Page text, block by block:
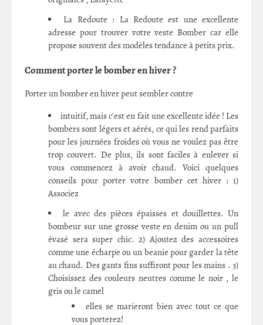
La Redoute : La Redoute est une excellente
adresse pour trouver votre veste Bomber car elle
propose souvent des modèles tendance à petits prix.
Comment porter le bomber en hiver ?
Porter un bomber en hiver peut sembler contre
intuitif, mais c'est en fait une excellente idée ! Les
bombers sont légers et aérés, ce qui les rend parfaits
pour les journées froides où vous ne voulez pas être
trop couvert. De plus, ils sont faciles à enlever si
vous commencez à avoir chaud. Voici quelques
conseils pour porter votre bomber cet hiver : 1)
Associez
le avec des pièces épaisses et douillettes. Un
bombeur sur une grosse veste en denim ou un pull
évasé sera super chic. 2) Ajoutez des accessoires
comme une écharpe ou un beanie pour garder la tête
au chaud. Des gants fins suffiront pour les mains . 3)
Choisissez des couleurs neutres comme le noir , le
gris ou le camel
elles se marieront bien avec tout ce que
vous porterez!